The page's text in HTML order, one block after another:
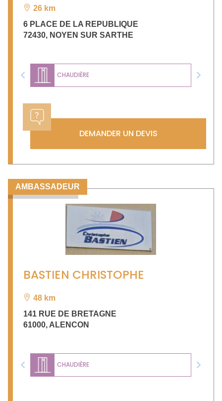
26 km
6 PLACE DE LA REPUBLIQUE
72430, NOYEN SUR SARTHE
CHAUDIÈRE
Previous Next
DEMANDER UN DEVIS
AMBASSADEUR
BASTIEN CHRISTOPHE
48 km
141 RUE DE BRETAGNE
61000, ALENCON
CHAUDIÈRE
Previous Next